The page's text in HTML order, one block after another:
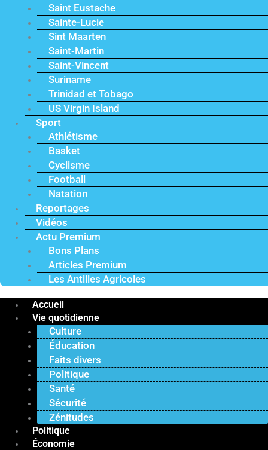
Saint Eustache
Sainte-Lucie
Sint Maarten
Saint-Martin
Saint-Vincent
Suriname
Trinidad et Tobago
US Virgin Island
Sport
Athlétisme
Basket
Cyclisme
Football
Natation
Reportages
Vidéos
Actu Premium
Bons Plans
Articles Premium
Les Antilles Agricoles
Accueil
Vie quotidienne
Culture
Éducation
Faits divers
Politique
Santé
Sécurité
Zénitudes
Politique
Économie